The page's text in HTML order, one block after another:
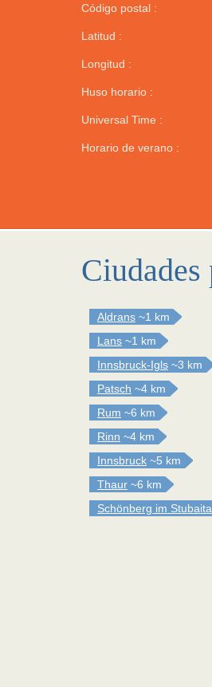
Código postal :
Latitud :
Longitud :
Huso horario :
Universal Time :
Horario de verano :
Ciudades
Aldrans ~1 km
Lans ~1 km
Innsbruck-Igls ~3 km
Patsch ~4 km
Rum ~6 km
Rinn ~4 km
Innsbruck ~5 km
Thaur ~6 km
Schönberg im